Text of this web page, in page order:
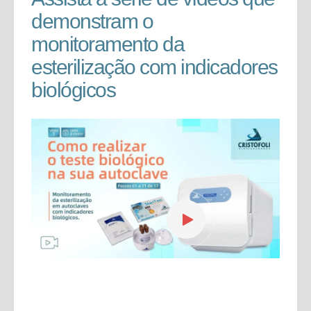
demonstram o
monitoramento da
esterilização com indicadores
biológicos